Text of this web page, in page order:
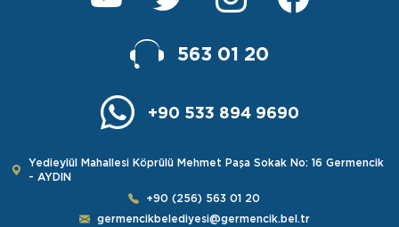
563 01 20
+90 533 894 9690
Yedieylül Mahallesi Köprülü Mehmet Paşa Sokak No: 16 Germencik
- AYDIN
+90 (256) 563 01 20
germencikbelediyesi@germencik.bel.tr